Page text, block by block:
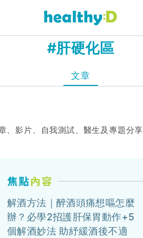
#肝硬化區
文章
、影片、自我測試、醫生及專題分享
解酒方法｜醉酒頭痛想嘔怎麼
辦？必學2招護肝保胃動作+5
個解酒妙法 助紓緩酒後不適